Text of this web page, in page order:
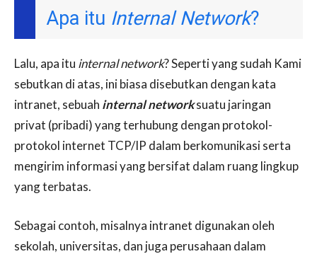
Apa itu Internal Network?
Lalu, apa itu internal network? Seperti yang sudah Kami
sebutkan di atas, ini biasa disebutkan dengan kata
intranet, sebuah internal networksuatu jaringan
privat (pribadi) yang terhubung dengan protokol-
protokol internet TCP/IP dalam berkomunikasi serta
mengirim informasi yang bersifat dalam ruang lingkup
yang terbatas.
Sebagai contoh, misalnya intranet digunakan oleh
sekolah, universitas, dan juga perusahaan dalam